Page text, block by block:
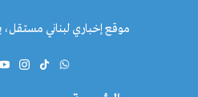
موقع إخباري لبناني مستقل،